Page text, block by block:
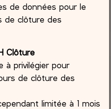
de données pour le
de clôture des
Clôture
à privilégier pour
de clôture des
limitée à 1 mois